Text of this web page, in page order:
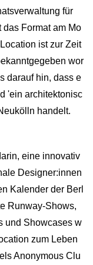
für
Format am Mo
ist zur Zeit
wor
darauf hin, dass e
'ein architektonisc
handelt.
eine innovativ
Designer:innen
Kalender der Berl
Runway-Shows,
und Showcases w
zum Leben
Anonymous Clu